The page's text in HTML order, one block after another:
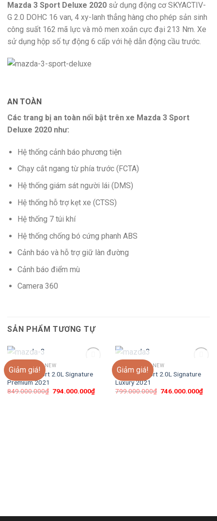
Mazda 3 Sport Deluxe 2020 sử dụng động cơ SKYACTIV-
G 2.0 DOHC 16 van, 4 xy-lanh thẳng hàng cho phép sản sinh
công suất 162 mã lực và mô men xoắn cực đại 213 Nm. Xe
sử dụng hộp số tự động 6 cấp với hệ dẫn động cầu trước.
AN TOÀN
Các trang bị an toàn nổi bật trên xe Mazda 3 Sport
Deluxe 2020 như:
Hệ thống cảnh báo phương tiện
Chạy cắt ngang từ phía trước (FCTA)
Hệ thống giám sát người lái (DMS)
Hệ thống hỗ trợ kẹt xe (CTSS)
Hệ thống 7 túi khí
Hệ thống chống bó cứng phanh ABS
Cảnh báo và hỗ trợ giữ làn đường
Cảnh báo điểm mù
Camera 360
SẢN PHẨM TƯƠNG TỰ
Giảm giá!
wishlist
HẾT HÀNG
MAZDA 3 ALL NEW
Mazda 3 Sport 2.0L Signature
Premium 2021
849.000.000₫ 794.000.000₫
Giảm giá!
wishlist
HẾT HÀNG
MAZDA 3 ALL NEW
Mazda 3 Sport 2.0L Signature
Luxury 2021
799.000.000₫ 746.000.000₫